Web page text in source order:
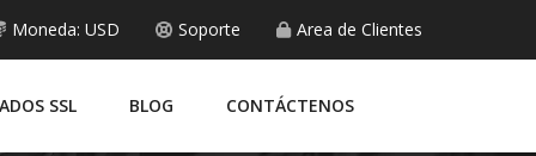
Moneda: USD Soporte Area de Clientes
SSL BLOG CONTÁCTENOS